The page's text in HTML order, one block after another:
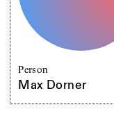
Person
Max Dorner